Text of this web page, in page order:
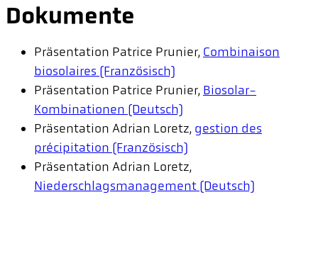
Dokumente
Präsentation Patrice Prunier, Combinaison
biosolaires (Französisch)
Präsentation Patrice Prunier, Biosolar-
Kombinationen (Deutsch)
Präsentation Adrian Loretz, gestion des
précipitation (Französisch)
Präsentation Adrian Loretz,
Niederschlagsmanagement (Deutsch)